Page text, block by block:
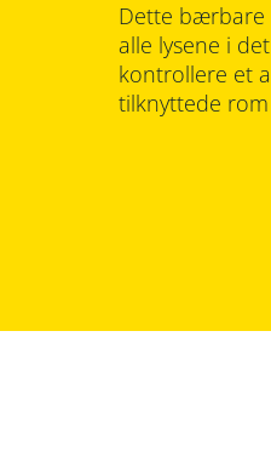
Dette bærbare
alle lysene i
kontrollere et
tilknyttede